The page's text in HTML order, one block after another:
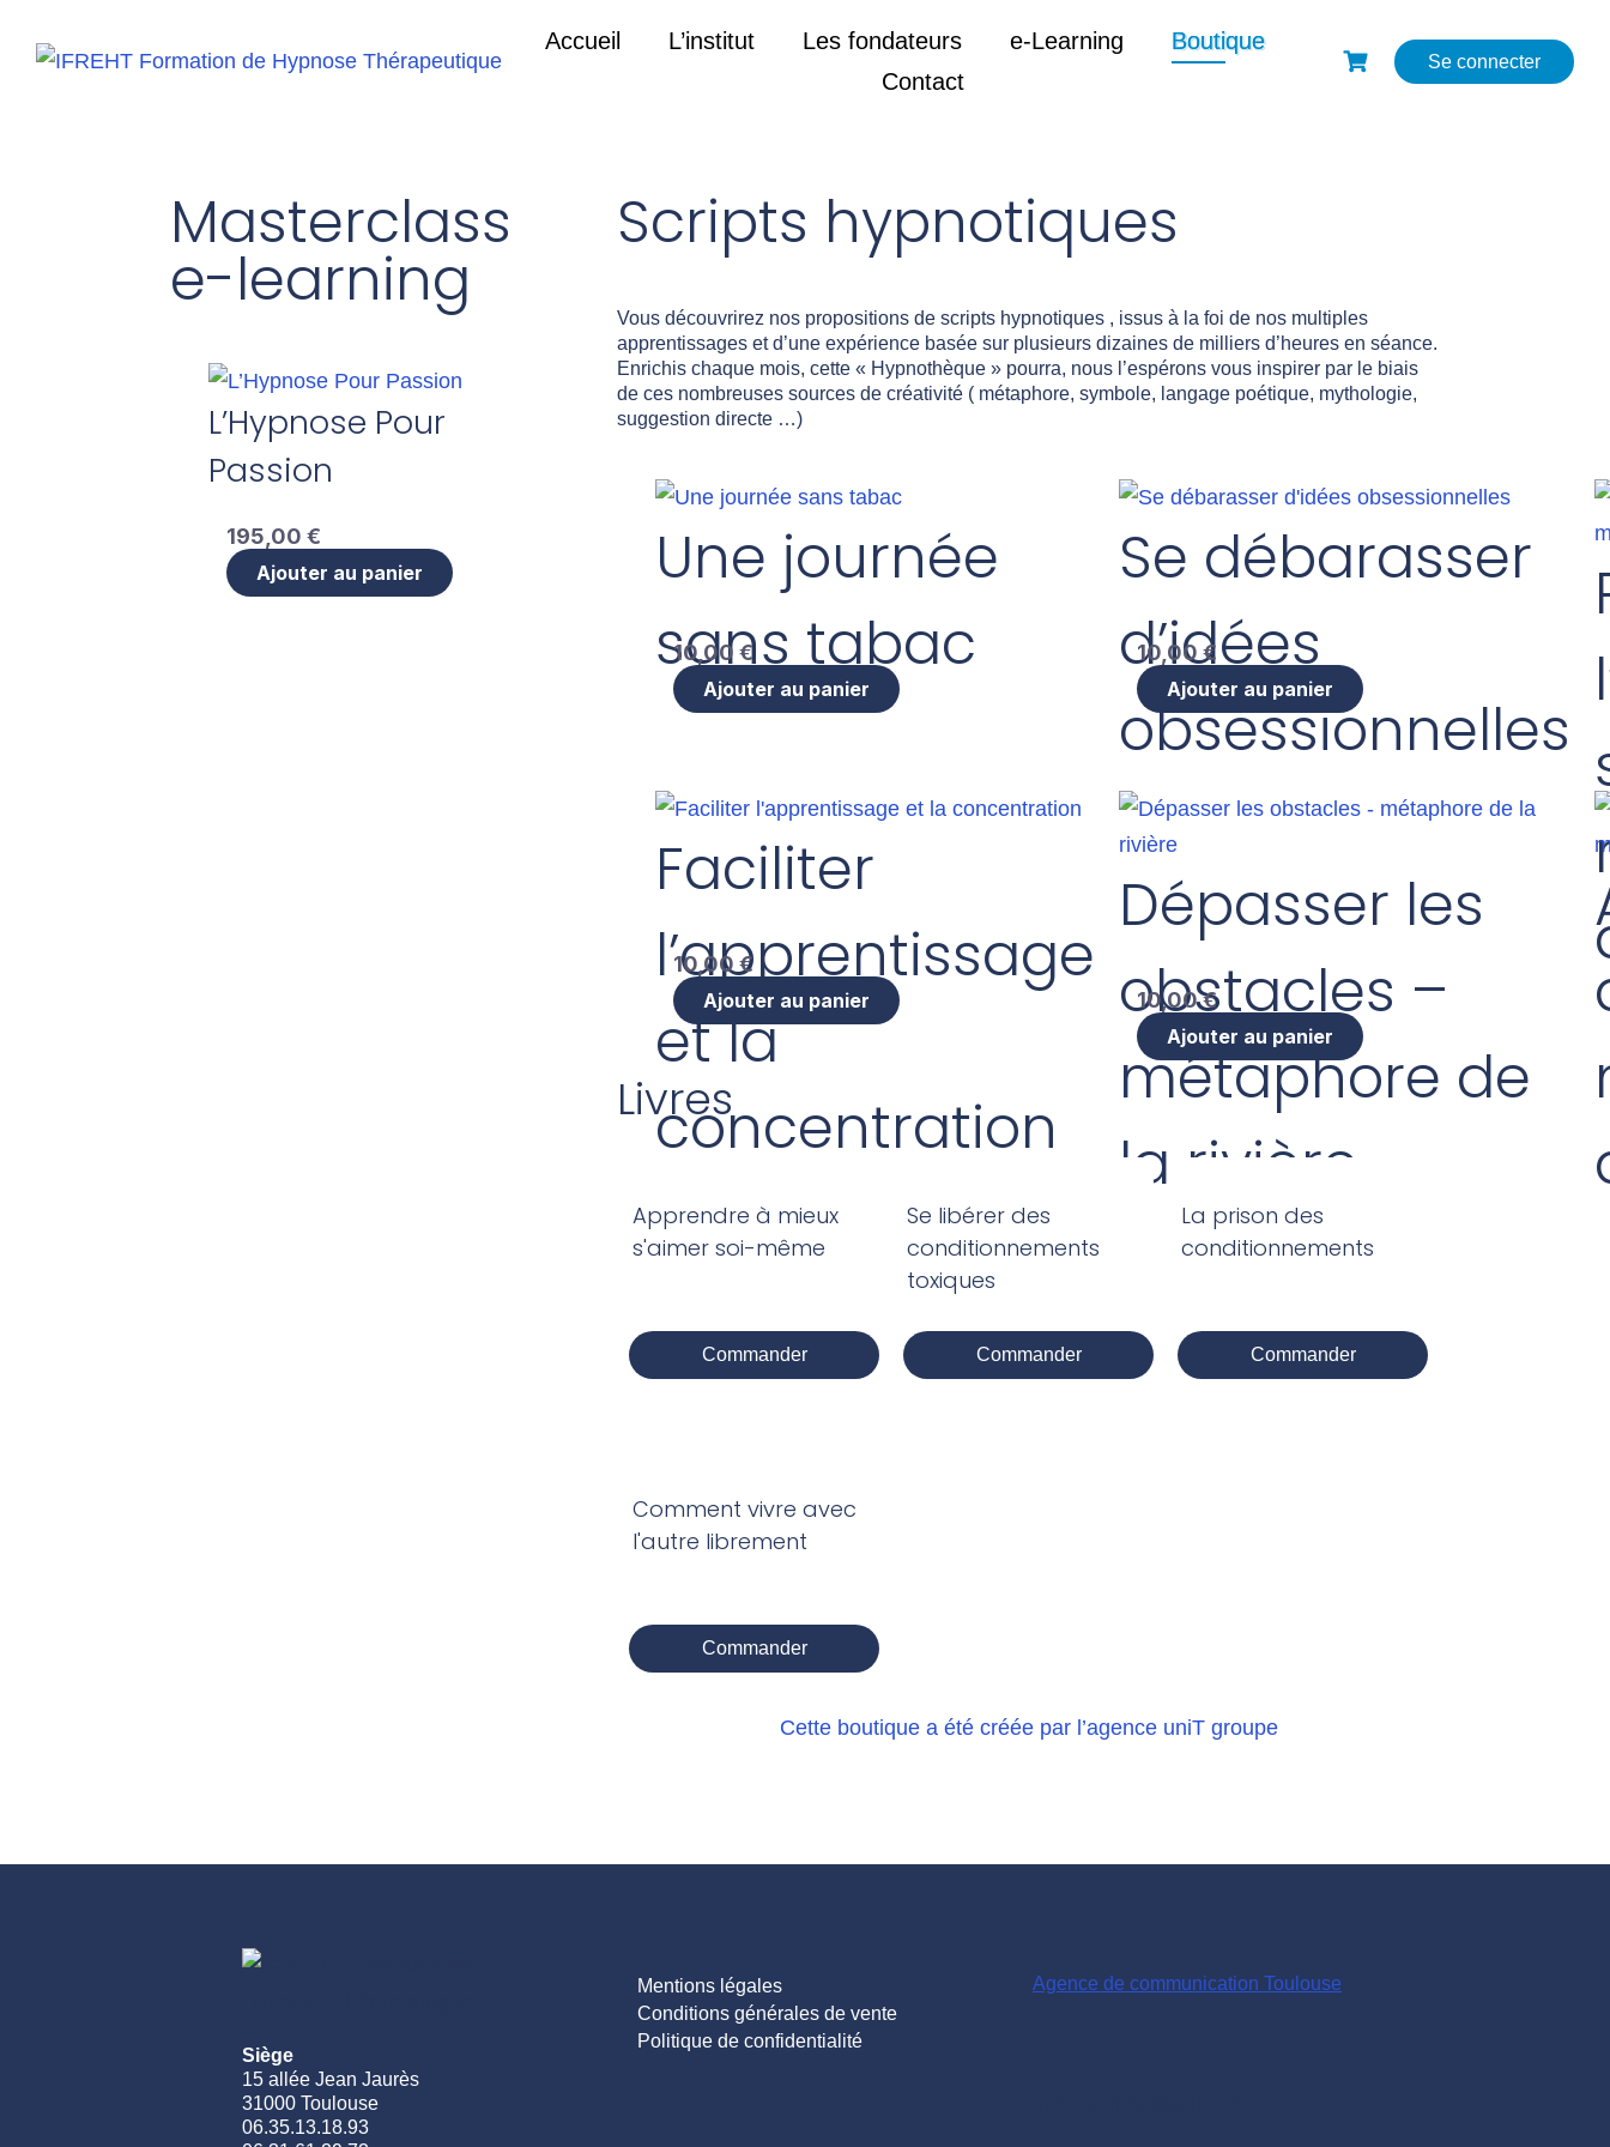
Accueil L’institut Les fondateurs e-Learning
Boutique
Contact
Se connecter
Masterclass
e-learning
L’Hypnose Pour
Passion
195,00 €
Ajouter au panier
Scripts hypnotiques
Vous découvrirez nos propositions de scripts hypnotiques , issus à la foi de nos multiples
apprentissages et d’une expérience basée sur plusieurs dizaines de milliers d’heures en séance.
Enrichis chaque mois, cette « Hypnothèque » pourra, nous l’espérons vous inspirer par le biais
de ces nombreuses sources de créativité ( métaphore, symbole, langage poétique, mythologie,
suggestion directe …)
Une journée
sans tabac
10,00€
Ajouter au panier
Se débarasser
d’idées
obsessionnelles
10,00€
Ajouter au panier
Faciliter
l’apprentissage
et la
concentration
10,00€
Ajouter au panier
Dépasser les
obstacles –
métaphore de
la rivière
10,00€
Ajouter au panier
Livres
Apprendre à mieux
s'aimer soi-même
Commander
Se libérer des
conditionnements
toxiques
Commander
La prison des
conditionnements
Commander
Comment vivre avec
l'autre librement
Commander
Cette boutique a été créée par l’agence uniT groupe
Siège
15 allée Jean Jaurès
31000 Toulouse
06.35.13.18.93
Mentions légales
Conditions générales de vente
Politique de confidentialité
Agence de communication Toulouse